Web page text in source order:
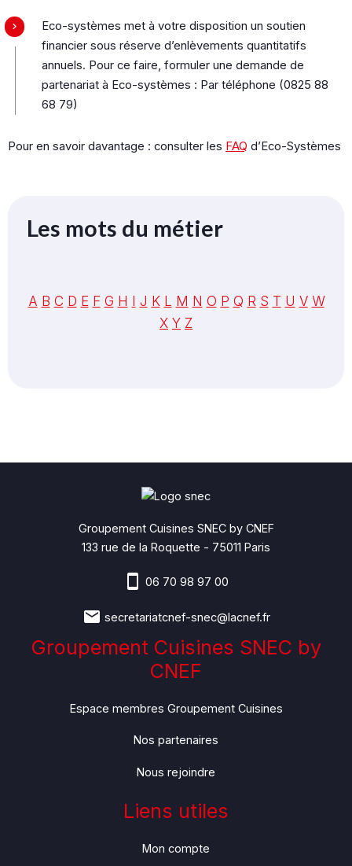
Eco-systèmes met à votre disposition un soutien
financier sous réserve d’enlèvements quantitatifs
annuels. Pour ce faire, formuler une demande de
partenariat à Eco-systèmes : Par téléphone (0825 88
68 79)
Pour en savoir davantage : consulter les FAQ d’Eco-Systèmes
Les mots du métier
A B C D E F G H I J K L M N O P Q R S T U V W
X Y Z
Groupement Cuisines SNEC by CNEF
133 rue de la Roquette - 75011 Paris
06 70 98 97 00
secretariatcnef-snec@lacnef.fr
Groupement Cuisines SNEC by
CNEF
Espace membres Groupement Cuisines
Nos partenaires
Nous rejoindre
Liens utiles
Mon compte